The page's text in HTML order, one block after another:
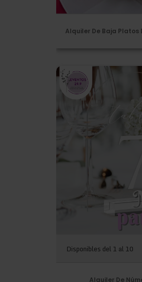
Alquiler De Baja
Alquiler de números
Disponibles del 1 al 10
Alquiler De